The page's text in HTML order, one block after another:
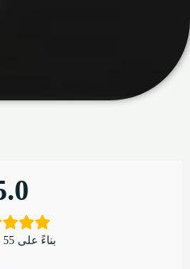
بناءً على 55 مراجعة